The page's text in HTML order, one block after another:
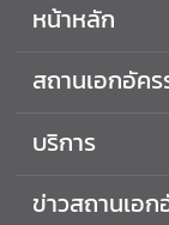
กี่
ว
บ
หน้าหลัก
สถานเอกอัค
บริการ
ข่าวสถานเอ